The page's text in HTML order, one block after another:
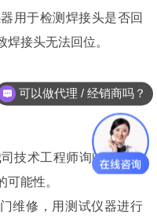
用于检测焊接头是否回
接头无法回位。
技术工程师询问设备故
能性。
维修，用测试仪器进行
可以做代理 / 经销商吗？